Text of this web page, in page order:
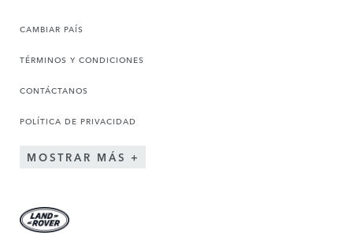
CAMBIAR PAÍS
TÉRMINOS Y CONDICIONES
CONTÁCTANOS
POLÍTICA DE PRIVACIDAD
MOSTRAR MÁS